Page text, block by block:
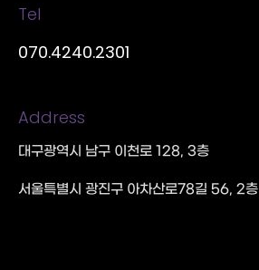
Tel
070.4240.2301
Address
대구광역시 남구 이천로 128, 3층
서울특별시 광진구 아차산로78길 56, 2층